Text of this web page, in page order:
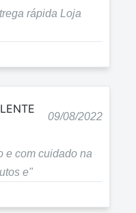
rápida Loja
09/08/2022
e com cuidado na
e"